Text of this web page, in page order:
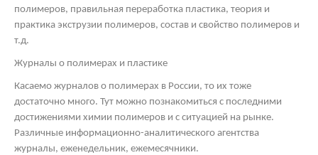
полимеров, правильная переработка пластика, теория и
практика экструзии полимеров, состав и свойство полимеров и
т.д.
Журналы о полимерах и пластике
Касаемо журналов о полимерах в России, то их тоже
достаточно много. Тут можно познакомиться с последними
достижениями химии полимеров и с ситуацией на рынке.
Различные информационно-аналитического агентства
журналы, еженедельник, ежемесячники.